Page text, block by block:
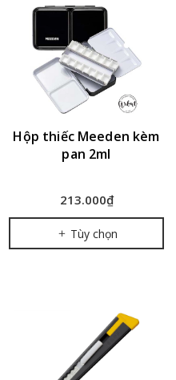
Hộp thiếc Meeden kèm
pan 2ml
213.000₫
Tùy chọn